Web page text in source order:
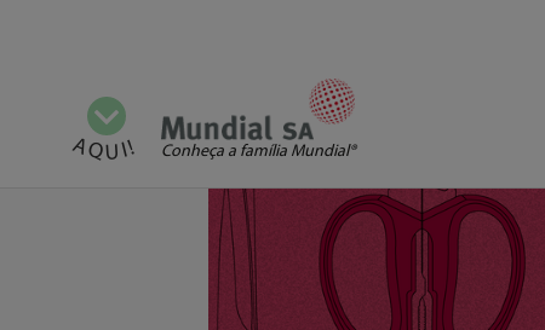
Mostrar todas as categorias
AQUI! Conheça a família Mundial®